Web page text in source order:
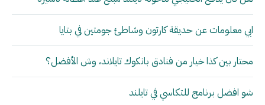
ابي معلومات عن حديقة كارتون وشاطئ جومتين في بتايا
محتار بين كذا خيار من فنادق بانكوك تايلاند، وش الأفضل؟
شو افضل برنامج للتكاسي في تايلند